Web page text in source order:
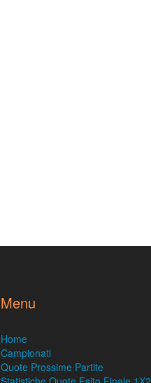
Menu
Home
Campionati
Quote Prossime Partite